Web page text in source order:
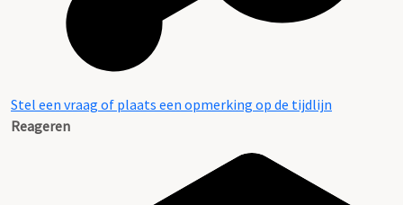
Stel een vraag of plaats een opmerking op de tijdlijn
Reageren